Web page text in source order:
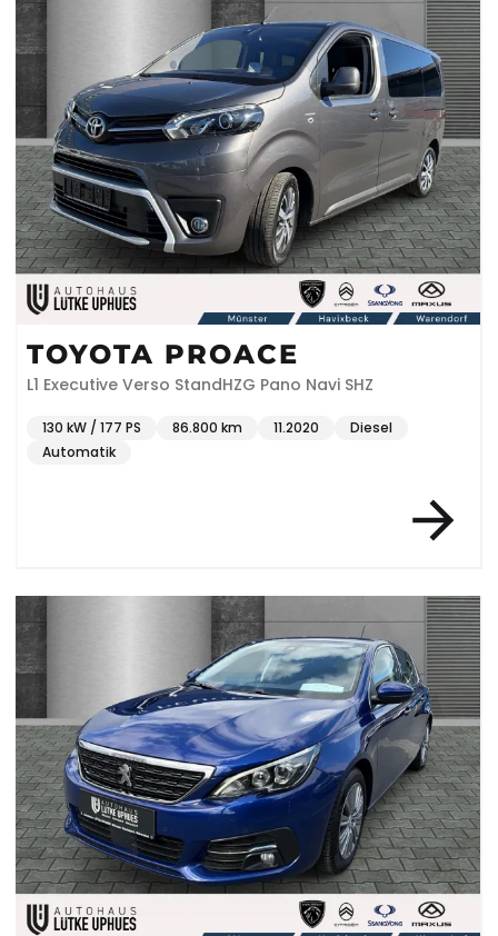
TOYOTA PROACE
L1 Executive Verso StandHZG Pano Navi SHZ
130 kW / 177 PS 86.800 km 11.2020
Diesel
Automatik